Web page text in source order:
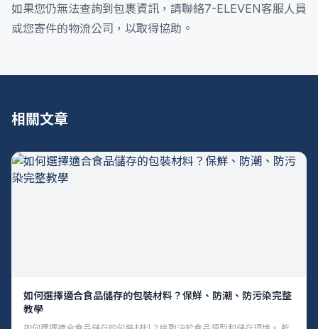
如果您仍無法查詢到包裹資訊，請聯絡7-ELEVEN客服人員
或您寄件的物流公司，以取得協助。
相關文章
如何選擇適合食品儲存的包裝材料？保鮮、防潮、防污染完整
教學